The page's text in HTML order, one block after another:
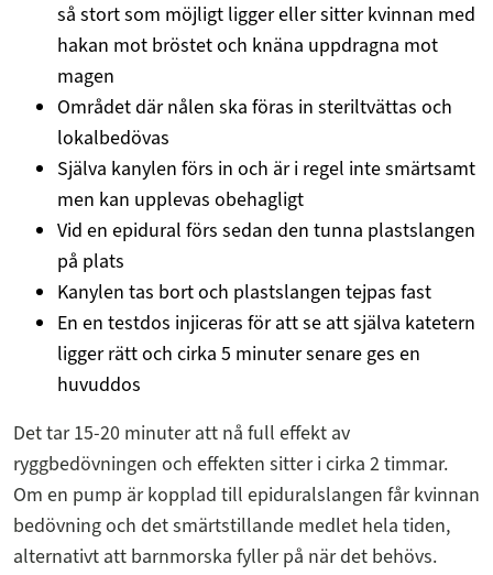
så stort som möjligt ligger eller sitter kvinnan med
hakan mot bröstet och knäna uppdragna mot
magen
Området där nålen ska föras in steriltvättas och
lokalbedövas
Själva kanylen förs in och är i regel inte smärtsamt
men kan upplevas obehagligt
Vid en epidural förs sedan den tunna plastslangen
på plats
Kanylen tas bort och plastslangen tejpas fast
En en testdos injiceras för att se att själva katetern
ligger rätt och cirka 5 minuter senare ges en
huvuddos
Det tar 15-20 minuter att nå full effekt av
ryggbedövningen och effekten sitter i cirka 2 timmar.
Om en pump är kopplad till epiduralslangen får kvinnan
bedövning och det smärtstillande medlet hela tiden,
alternativt att barnmorska fyller på när det behövs.